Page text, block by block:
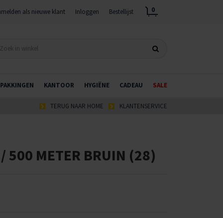
als nieuwe klant Inloggen Bestellijst 0
KANTOOR HYGIËNE CADEAU SALE
KLANTENSERVICE
TERUG NAAR HOME
500 METER BRUIN (28)